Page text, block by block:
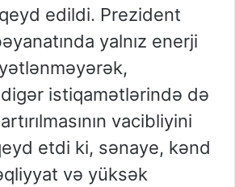
edildi. Prezident
yalnız enerji
istiqamətlərində də
vacibliyini
etdi ki, sənaye, kənd
və yüksək